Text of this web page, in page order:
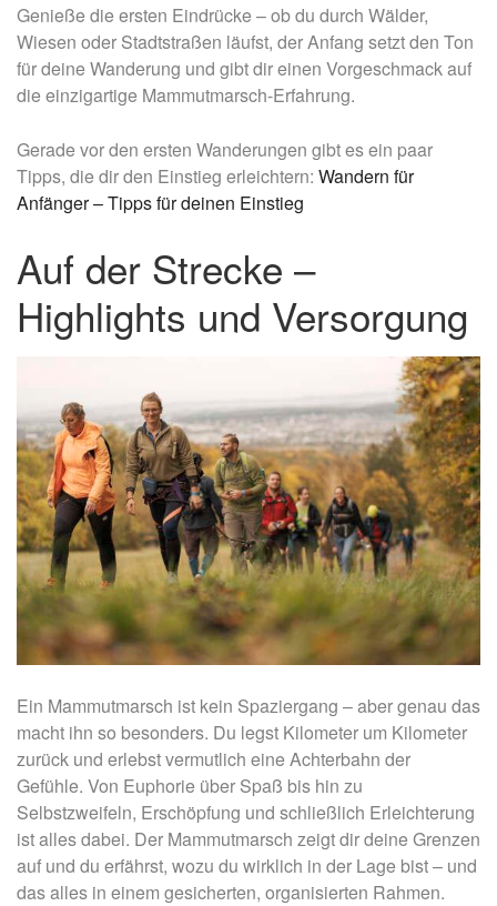
Genieße die ersten Eindrücke – ob du durch Wälder,
Wiesen oder Stadtstraßen läufst, der Anfang setzt den Ton
für deine Wanderung und gibt dir einen Vorgeschmack auf
die einzigartige Mammutmarsch-Erfahrung.
Gerade vor den ersten Wanderungen gibt es ein paar
Tipps, die dir den Einstieg erleichtern: Wandern für
Anfänger – Tipps für deinen Einstieg
Auf der Strecke –
Highlights und Versorgung
Ein Mammutmarsch ist kein Spaziergang – aber genau das
macht ihn so besonders. Du legst Kilometer um Kilometer
zurück und erlebst vermutlich eine Achterbahn der
Gefühle. Von Euphorie über Spaß bis hin zu
Selbstzweifeln, Erschöpfung und schließlich Erleichterung
ist alles dabei. Der Mammutmarsch zeigt dir deine Grenzen
auf und du erfährst, wozu du wirklich in der Lage bist – und
das alles in einem gesicherten, organisierten Rahmen.